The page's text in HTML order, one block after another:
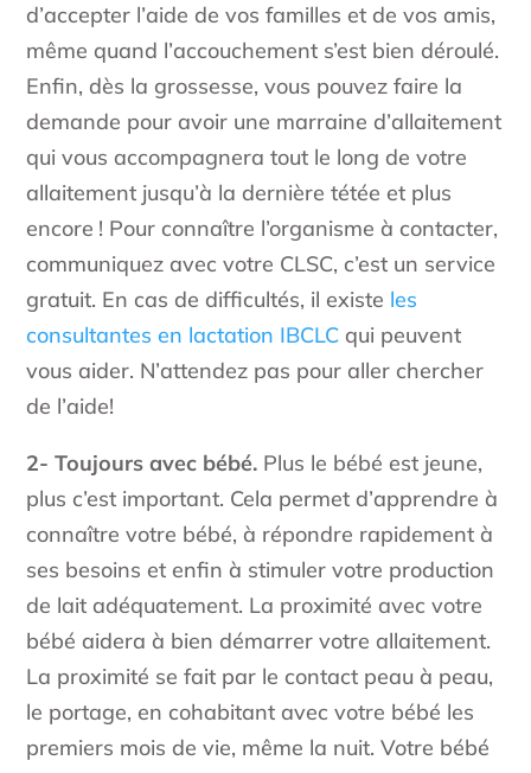
d’accepter l’aide de vos familles et de vos amis,
même quand l’accouchement s’est bien déroulé.
Enfin, dès la grossesse, vous pouvez faire la
demande pour avoir une marraine d’allaitement
qui vous accompagnera tout le long de votre
allaitement jusqu’à la dernière tétée et plus
encore ! Pour connaître l’organisme à contacter,
communiquez avec votre CLSC, c’est un service
gratuit. En cas de difficultés, il existe les
consultantes en lactation IBCLC qui peuvent
vous aider. N’attendez pas pour aller chercher
de l’aide!
2- Toujours avec bébé. Plus le bébé est jeune,
plus c’est important. Cela permet d’apprendre à
connaître votre bébé, à répondre rapidement à
ses besoins et enfin à stimuler votre production
de lait adéquatement. La proximité avec votre
bébé aidera à bien démarrer votre allaitement.
La proximité se fait par le contact peau à peau,
le portage, en cohabitant avec votre bébé les
premiers mois de vie, même la nuit. Votre bébé